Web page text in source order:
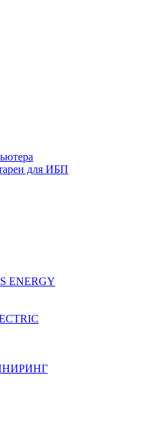
для ИБП
ENERGY